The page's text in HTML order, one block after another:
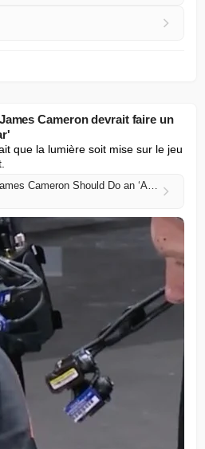
Cameron devrait faire un
que la lumière soit mise sur le jeu
Zoe Saldaña Thinks James Cameron Should Do an ‘Avatar’ Documentary